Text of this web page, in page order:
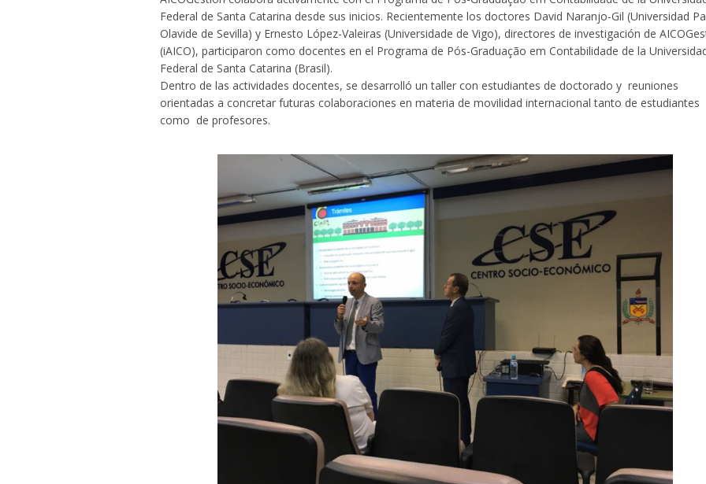
Federal de Santa Catarina desde sus inicios. Recientemente los doctores David Naranjo-Gil (Universidad
Olavide de Sevilla) y Ernesto López-Valeiras (Universidade de Vigo), directores de investigación de
(iAICO), participaron como docentes en el Programa de Pós-Graduação em Contabilidade de la
Federal de Santa Catarina (Brasil).
Dentro de las actividades docentes, se desarrolló un taller con estudiantes de doctorado y reuniones
orientadas a concretar futuras colaboraciones en materia de movilidad internacional tanto de estudiantes
como de profesores.